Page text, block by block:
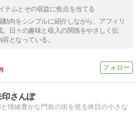
テムとその収益に焦点を当てる
向をシンプルに紹介しながら、アフィリ
日々の趣味と収入の関係をやさしく伝
となっている。
さんぽ
情緒豊かな門前の街を巡る休日の小さな